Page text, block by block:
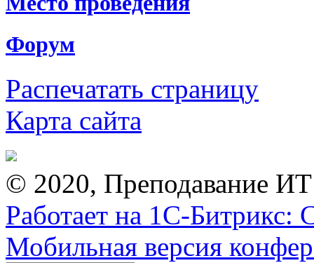
Форум
Распечатать страницу
Карта сайта
© 2020, Преподавание
Работает на 1С-Битрикс:
Мобильная версия